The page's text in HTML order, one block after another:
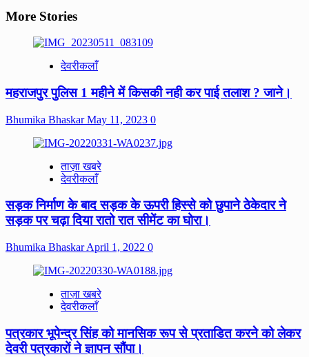
More Stories
देवरीकलाँ
महराजपुर पुलिस 1 महीने में किसकी नही कर पाई तलाश ? जाने।
Bhumika BhaskarMay 11, 2023 0
ताज़ा खबरे
देवरीकलाँ
सड़क निर्माण के बाद सड़क के ऊपरी हिस्से को छुपाने ठेकेदार ने
सड़क पर चढ़ा दिया रातो रात सीमेंट का घोरा।
Bhumika BhaskarApril 1, 2022 0
ताज़ा खबरे
देवरीकलाँ
पत्रकार भूपेन्द्र सिंह को मानसिक रूप से प्रताडित करने को लेकर
देवरी पत्रकारों ने ज्ञापन सौंपा।